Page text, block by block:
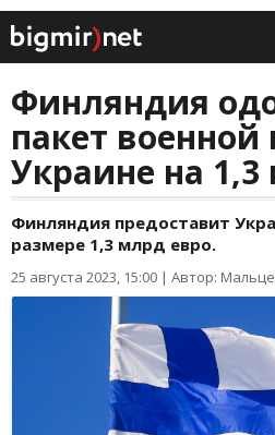
Финляндия
пакет
Украине на
Финляндия предоставит
размере 1,3 млрд евро.
25 августа 2023, 15:00 | Автор: